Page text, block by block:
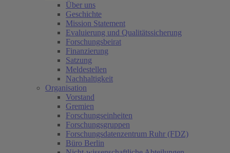
Über uns
Geschichte
Mission Statement
Evaluierung und Qualitätssicherung
Forschungsbeirat
Finanzierung
Satzung
Meldestellen
Nachhaltigkeit
Organisation
Vorstand
Gremien
Forschungseinheiten
Forschungsgruppen
Forschungsdatenzentrum Ruhr (FDZ)
Büro Berlin